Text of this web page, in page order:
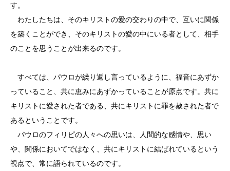
す。
わたしたちは、そのキリストの愛の交わりの中で、互いに関係
を築くことができ、そのキリストの愛の中にいる者として、相手
のことを思うことが出来るのです。
すべては、パウロが繰り返し言っているように、福音にあずか
っていること、共に恵みにあずかっていることが原点です。共に
キリストに愛された者である、共にキリストに罪を赦された者で
あるということです。
パウロのフィリピの人々への思いは、人間的な感情や、思い
や、関係においてではなく、共にキリストに結ばれているという
視点で、常に語られているのです。